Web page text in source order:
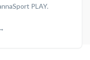
PLAY.